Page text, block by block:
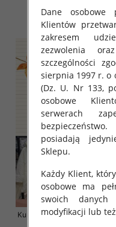
135.00 zł
szczegóły
Kurtki damskie zimowe Roz
Dane osobowe
Klientów
zakresem
zezwolenia
szczególności
sierpnia 1997 r. o
(Dz. U. Nr 133,
osobowe
serwerach
posiadają
Sklepu.
Każdy Klient,
osobowe ma
swoich
modyfikacji lub